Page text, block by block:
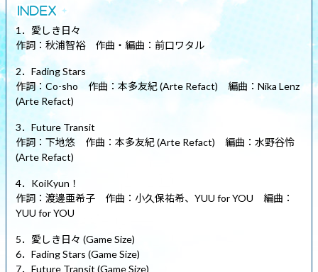
1．愛しき日々
作詞：秋浦智裕 作曲・編曲：前口ワタル
2．Fading Stars
作詞：Co-sho 作曲：本多友紀 (Arte Refact) 編曲：Nika Lenz
(Arte Refact)
3．Future Transit
作詞：下地悠 作曲：本多友紀 (Arte Refact) 編曲：水野谷怜
(Arte Refact)
4．KoiKyun！
作詞：渡邊亜希子 作曲：小久保祐希、YUU for YOU 編曲：
YUU for YOU
5．愛しき日々 (Game Size)
6．Fading Stars (Game Size)
7．Future Transit (Game Size)